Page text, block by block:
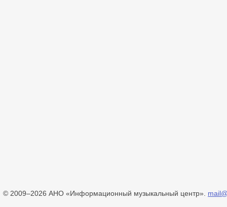
© 2009–2026 АНО «Информационный музыкальный центр».